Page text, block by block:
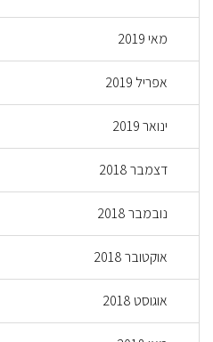
מאי 2019
אפריל 2019
ינואר 2019
דצמבר 2018
נובמבר 2018
אוקטובר 2018
אוגוסט 2018